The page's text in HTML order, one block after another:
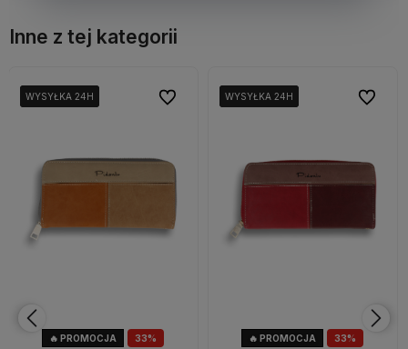
Inne z tej kategorii
33%
🔥 PROMOCJA
WYSYŁKA 24H
WYSYŁKA 24H
WYSYŁKA 24H Do ulubionych
Do ulubionych
33%
🔥 PROMOCJA
WYSYŁKA 24H
WYSYŁKA 24H
WYSYŁKA 24H Do
Do